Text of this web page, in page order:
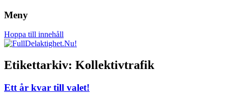
FullDelaktighet.Nu!
funktionsförmåga.
Meny
Hoppa till innehåll
Etikettarkiv: Kollektivtrafik
Ett år kvar till valet!